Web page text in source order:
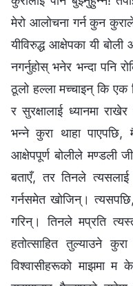
मेरो आलोचना गर्न कुन
यीविरुद्ध आक्षेपका यी
नगर्नुहोस् भनेर भन्दा पनि
ठूलो हल्ला मच्‍चाइन् कि
र सुरक्षालाई ध्यानमा
भन्‍ने कुरा थाहा
आक्षेपपूर्ण बोलीले मण्डली
बताएँ, तर तिनले त्यसलाई
गर्नसमेत खोजिन्।
गरिन्। तिनले मप्रति
हतोत्साहित तुल्याउने
विश्‍वासीहरूको माझमा